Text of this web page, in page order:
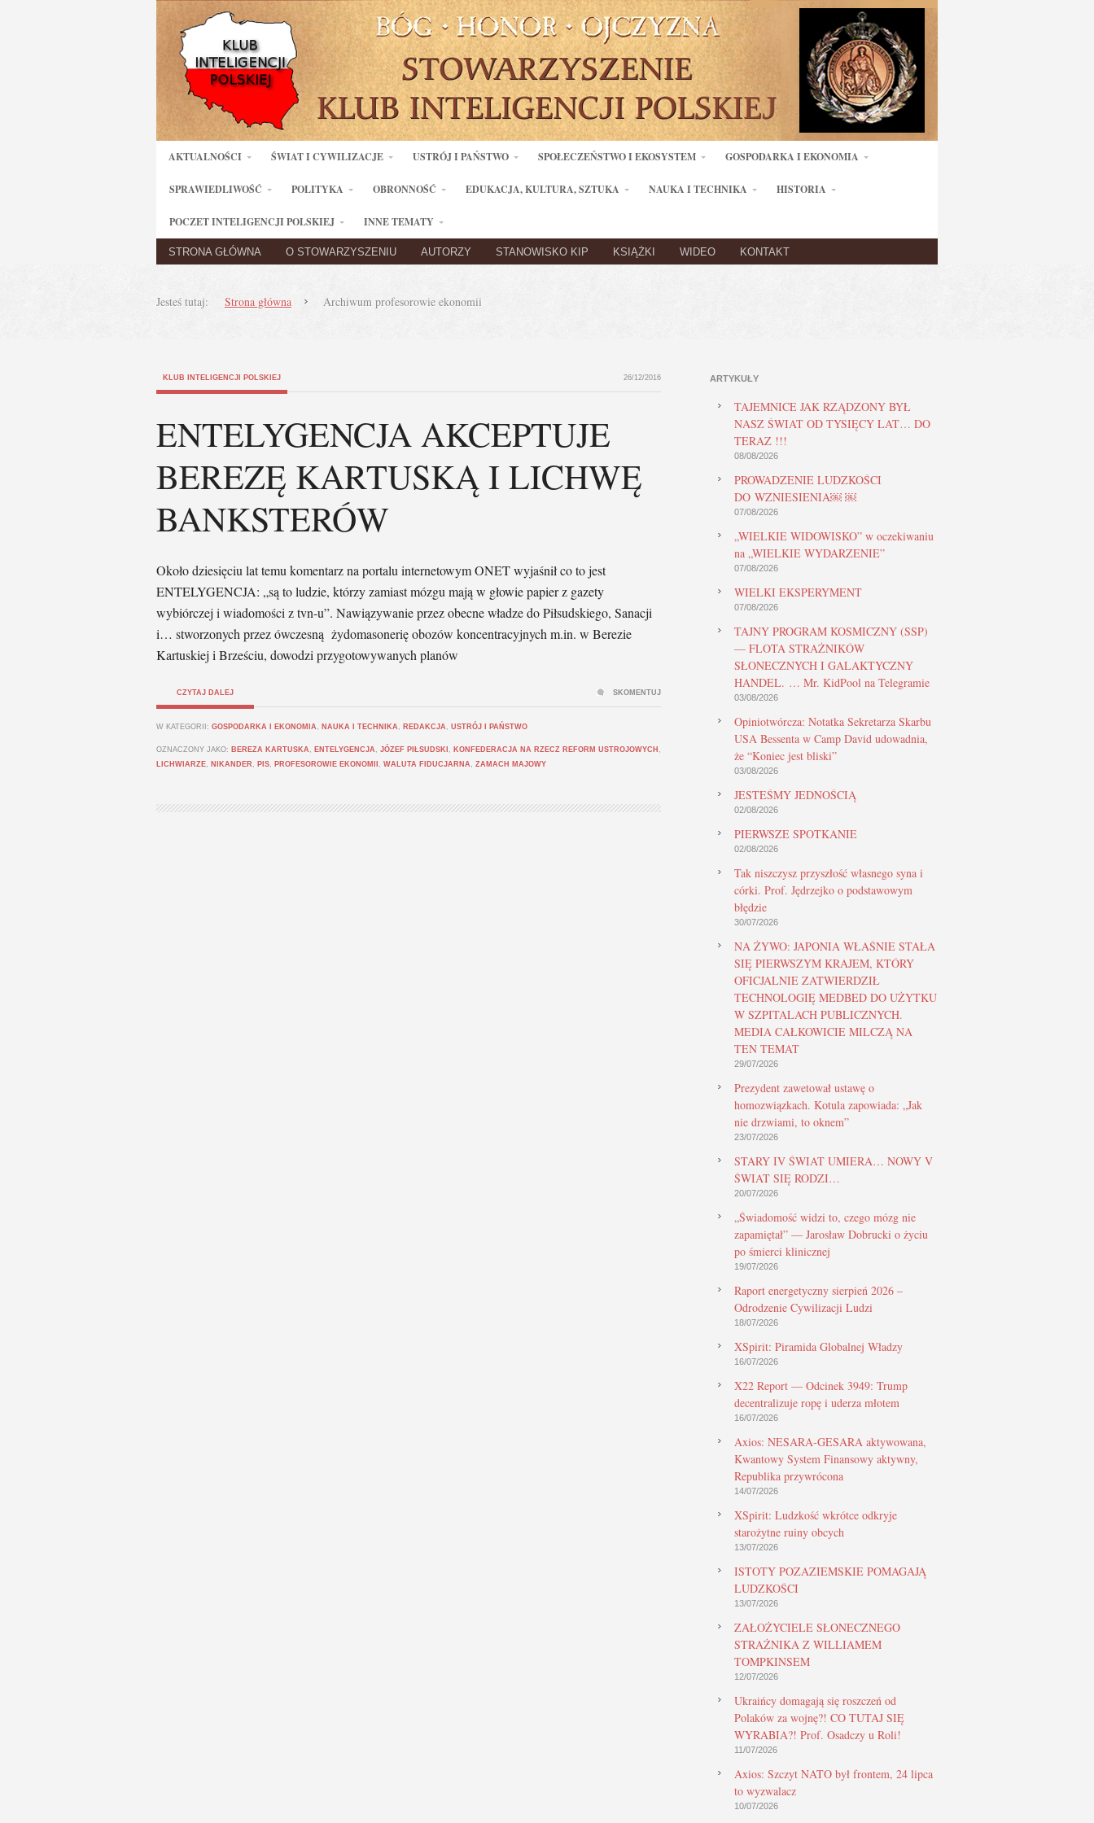
AKTUALNOŚCI ŚWIAT I CYWILIZACJE USTRÓJ I PAŃSTWO SPOŁECZEŃSTWO I EKOSYSTEM GOSPODARKA I EKONOMIA
SPRAWIEDLIWOŚĆ POLITYKA OBRONNOŚĆ EDUKACJA, KULTURA, SZTUKA NAUKA I TECHNIKA HISTORIA
POCZET INTELIGENCJI POLSKIEJ INNE TEMATY
STRONA GŁÓWNA O STOWARZYSZENIU AUTORZY STANOWISKO KIP KSIĄŻKI WIDEO KONTAKT
Jesteś tutaj: Strona główna Archiwum profesorowie ekonomii
KLUB INTELIGENCJI POLSKIEJ 26/12/2016
ENTELYGENCJA AKCEPTUJE
BEREZĘ KARTUSKĄ I LICHWĘ
BANKSTERÓW
Około dziesięciu lat temu komentarz na portalu internetowym ONET wyjaśnił co to jest
ENTELYGENCJA: „są to ludzie, którzy zamiast mózgu mają w głowie papier z gazety
wybiórczej i wiadomości z tvn-u”. Nawiązywanie przez obecne władze do Piłsudskiego, Sanacji
i… stworzonych przez ówczesną żydomasonerię obozów koncentracyjnych m.in. w Berezie
Kartuskiej i Brześciu, dowodzi przygotowywanych planów
CZYTAJ DALEJ
W KATEGORII: GOSPODARKA I EKONOMIA , NAUKA I TECHNIKA , REDAKCJA , USTRÓJ I PAŃSTWO
OZNACZONY JAKO: BEREZA KARTUSKA , ENTELYGENCJA , JÓZEF PIŁSUDSKI , KONFEDERACJA NA RZECZ REFORM USTROJOWYCH ,
LICHWIARZE, NIKANDER , PIS, PROFESOROWIE EKONOMII , WALUTA FIDUCJARNA , ZAMACH MAJOWY
SKOMENTUJ
ARTYKUŁY
TAJEMNICE JAK RZĄDZONY BYŁ
NASZ ŚWIAT OD TYSIĘCY LAT… DO
TERAZ !!!
08/08/2026
PROWADZENIE LUDZKOŚCI
DO WZNIESIENIA￼ ￼
07/08/2026
„WIELKIE WIDOWISKO” w oczekiwaniu
na „WIELKIE WYDARZENIE”
07/08/2026
WIELKI EKSPERYMENT
07/08/2026
TAJNY PROGRAM KOSMICZNY (SSP)
— FLOTA STRAŻNIKÓW
SŁONECZNYCH I GALAKTYCZNY
HANDEL. … Mr. KidPool na Telegramie
03/08/2026
Opiniotwórcza: Notatka Sekretarza Skarbu
USA Bessenta w Camp David udowadnia,
że “Koniec jest bliski”
03/08/2026
JESTEŚMY JEDNOŚCIĄ
02/08/2026
PIERWSZE SPOTKANIE
02/08/2026
Tak niszczysz przyszłość własnego syna i
córki. Prof. Jędrzejko o podstawowym
błędzie
30/07/2026
NA ŻYWO: JAPONIA WŁAŚNIE STAŁA
SIĘ PIERWSZYM KRAJEM, KTÓRY
OFICJALNIE ZATWIERDZIŁ
TECHNOLOGIĘ MEDBED DO UŻYTKU
W SZPITALACH PUBLICZNYCH.
MEDIA CAŁKOWICIE MILCZĄ NA
TEN TEMAT
29/07/2026
Prezydent zawetował ustawę o
homozwiązkach. Kotula zapowiada: „Jak
nie drzwiami, to oknem”
23/07/2026
STARY IV ŚWIAT UMIERA… NOWY V
ŚWIAT SIĘ RODZI…
20/07/2026
„Świadomość widzi to, czego mózg nie
zapamiętał” — Jarosław Dobrucki o życiu
po śmierci klinicznej
19/07/2026
Raport energetyczny sierpień 2026 –
Odrodzenie Cywilizacji Ludzi
18/07/2026
XSpirit: Piramida Globalnej Władzy
16/07/2026
X22 Report — Odcinek 3949: Trump
decentralizuje ropę i uderza młotem
16/07/2026
Axios: NESARA-GESARA aktywowana,
Kwantowy System Finansowy aktywny,
Republika przywrócona
14/07/2026
XSpirit: Ludzkość wkrótce odkryje
starożytne ruiny obcych
13/07/2026
ISTOTY POZAZIEMSKIE POMAGAJĄ
LUDZKOŚCI
13/07/2026
ZAŁOŻYCIELE SŁONECZNEGO
STRAŻNIKA Z WILLIAMEM
TOMPKINSEM
12/07/2026
Ukraińcy domagają się roszczeń od
Polaków za wojnę?! CO TUTAJ SIĘ
WYRABIA?! Prof. Osadczy u Roli!
11/07/2026
Axios: Szczyt NATO był frontem, 24 lipca
to wyzwalacz
10/07/2026